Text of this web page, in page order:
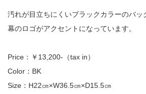
汚れが目立ちにくいブラックカラーのバッ
幕のロゴがアクセントになっています。
Price：￥13,200-（tax in）
Color：BK
Size：H22㎝×W36.5㎝×D15.5㎝